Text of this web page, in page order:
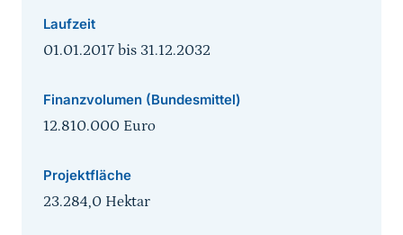
Laufzeit
01.01.2017 bis 31.12.2032
Finanzvolumen (Bundesmittel)
12.810.000 Euro
Projektfläche
23.284,0 Hektar